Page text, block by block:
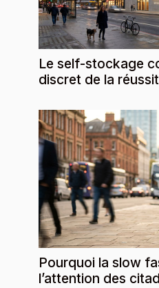
Le self-stockage
discret de la
Pourquoi la slow
l’attention des